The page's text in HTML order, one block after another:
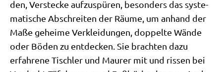
den, Ver­stecke auf­zu­spü­ren, beson­ders das syste­
ma­ti­sche Abschrei­ten der Räu­me, um anhand der
Maße gehei­me Ver­klei­dun­gen, dop­pel­te Wän­de
oder Böden zu ent­decken. Sie brach­ten dazu
erfah­re­ne Tisch­ler und Mau­rer mit und ris­sen bei